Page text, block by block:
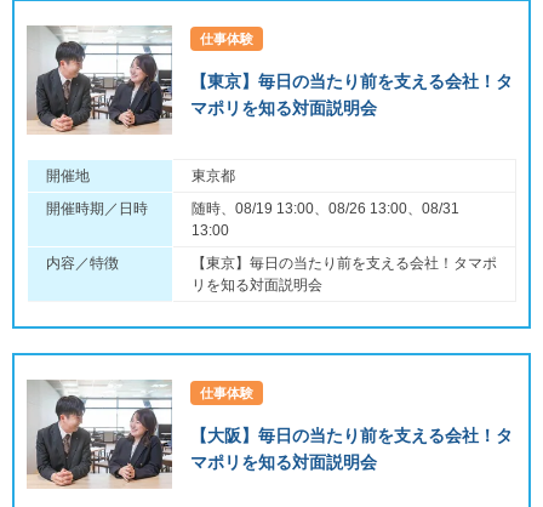
仕事体験
【東京】毎日の当たり前を支える会社！タ
マポリを知る対面説明会
開催地
東京都
開催時期／日時
随時、08/19 13:00、08/26 13:00、08/31
13:00
内容／特徴
【東京】毎日の当たり前を支える会社！タマポ
リを知る対面説明会
仕事体験
【大阪】毎日の当たり前を支える会社！タ
マポリを知る対面説明会